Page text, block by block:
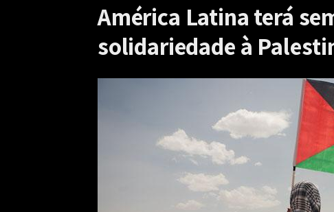
América Latina terá
solidariedade à